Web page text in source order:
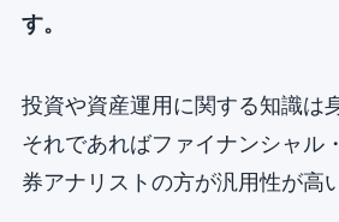
す。
投資や資産運用に関する知識は
それであればファイナンシャル
券アナリストの方が汎用性が高